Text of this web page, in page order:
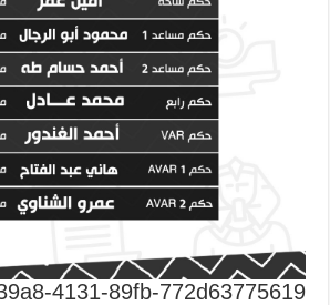
4131-89fb-772d63775619